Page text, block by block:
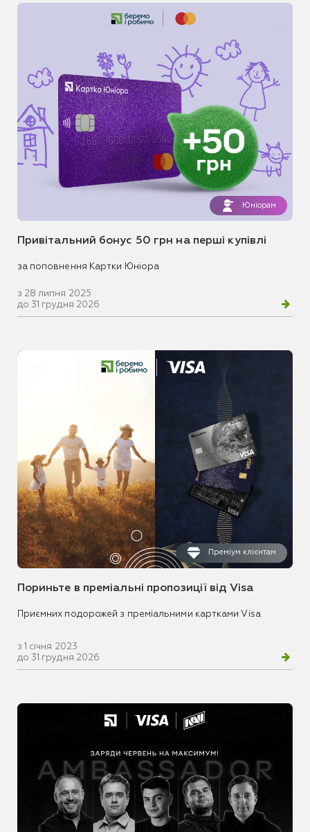
Юніорам
Привітальний бонус 50 грн на перші купівлі
за поповнення Картки Юніора
з 28 липня 2025
до 31 грудня 2026
Преміум клієнтам
Пориньте в преміальні пропозиції від Visa
Приємних подорожей з преміальними картками Visa
з 1 січня 2023
до 31 грудня 2026